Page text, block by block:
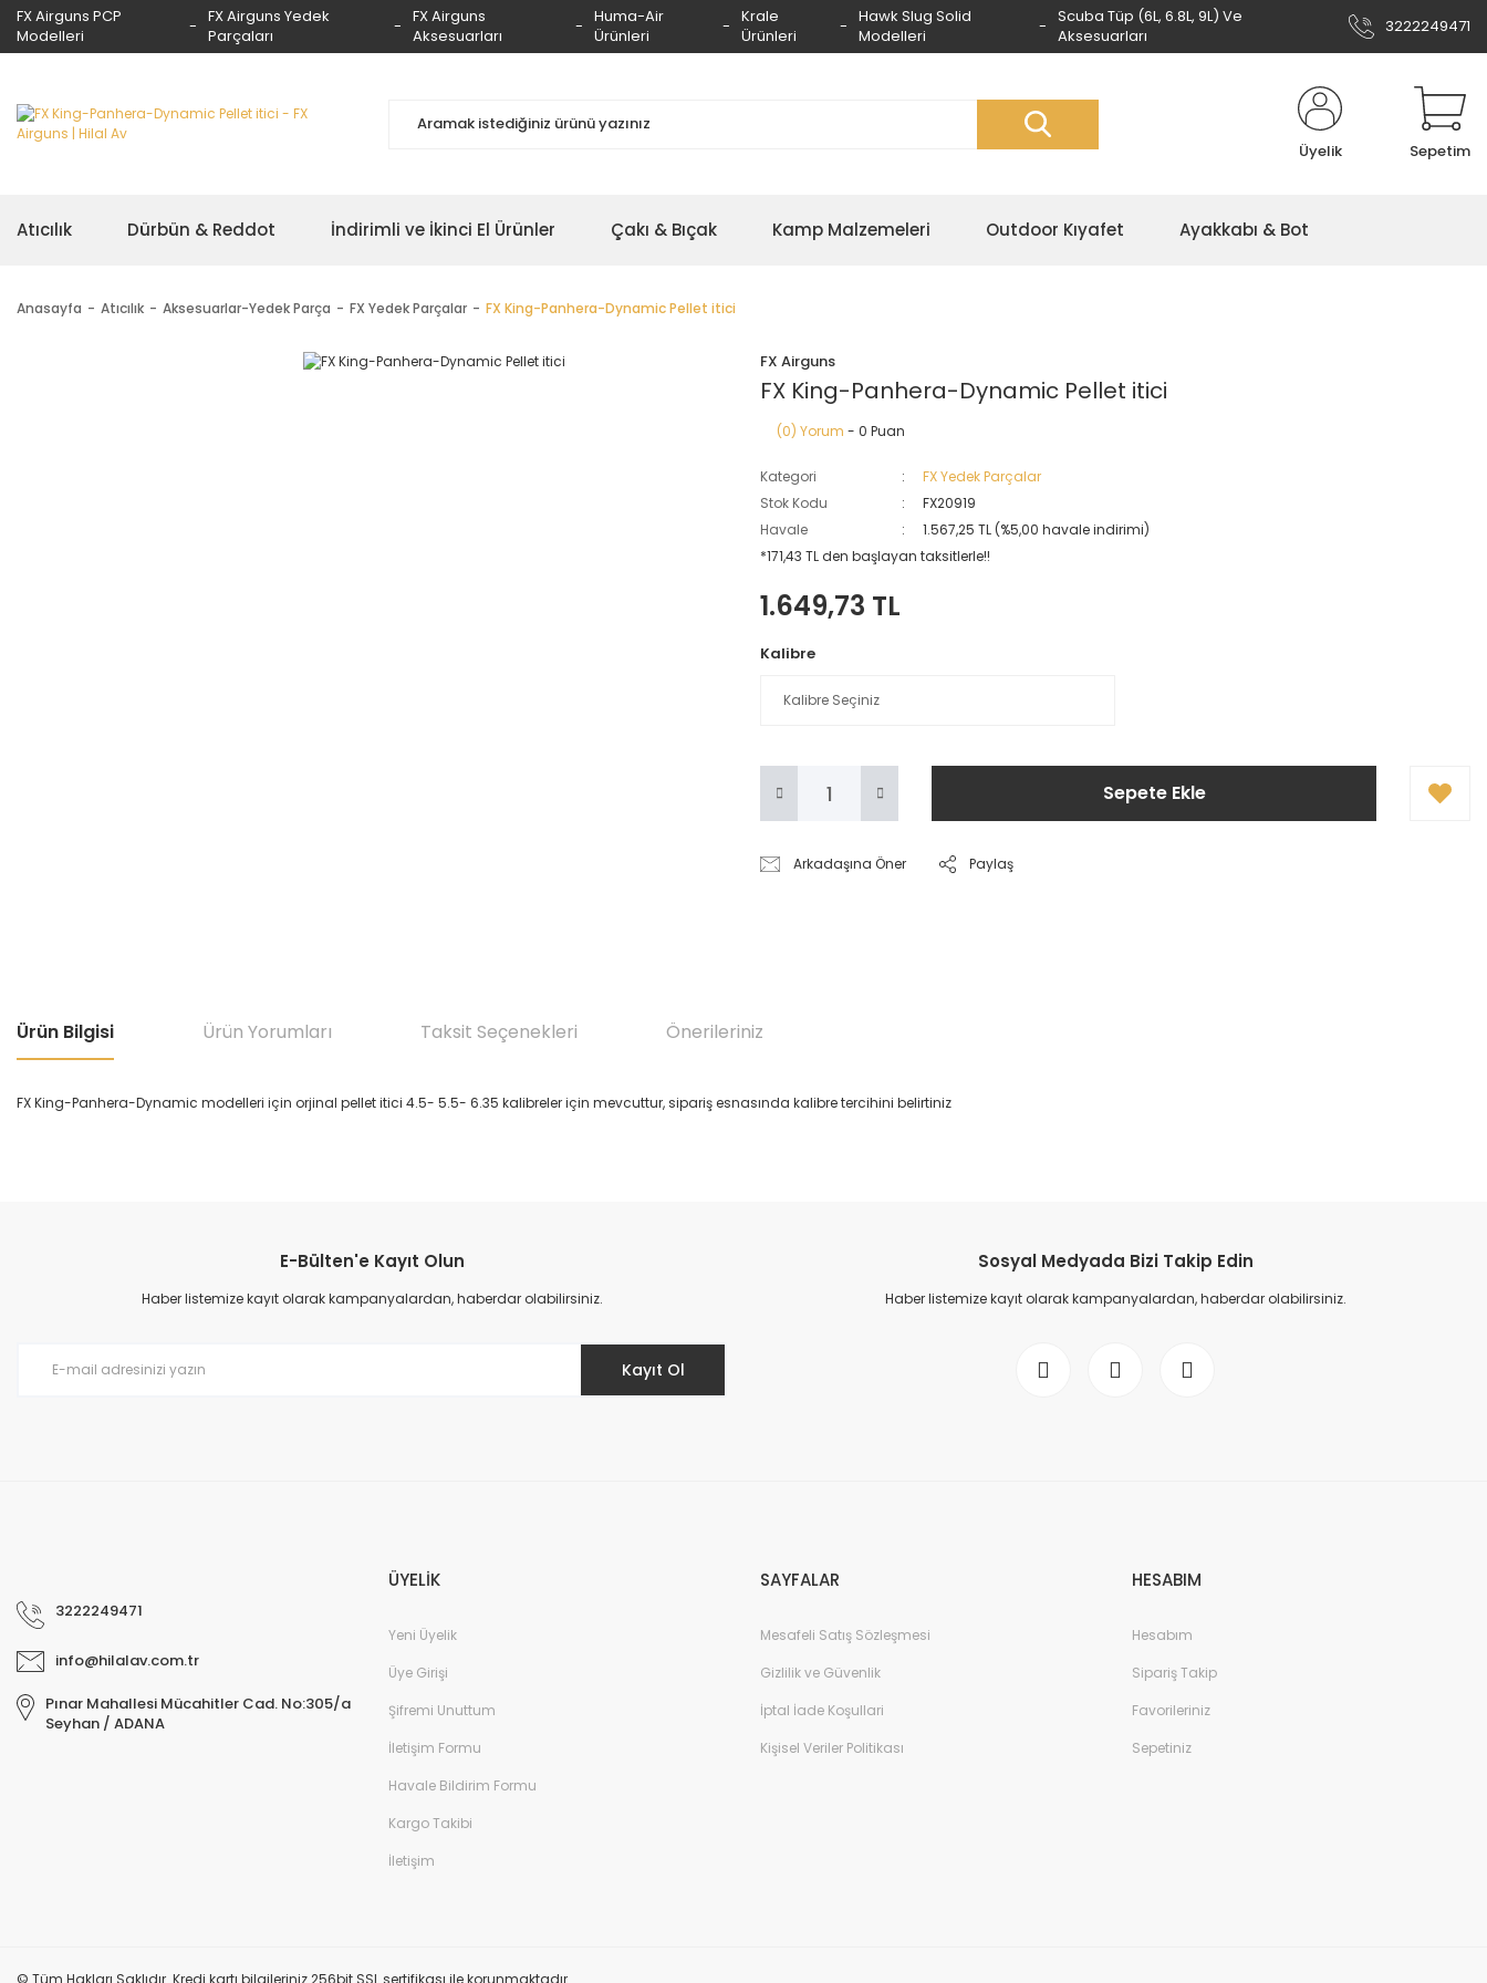
FX Airguns PCP
Modelleri
FX Airguns Yedek
Parçaları
FX Airguns
Aksesuarları
Huma-Air
Ürünleri
Krale
Ürünleri
Hawk Slug Solid
Modelleri
Scuba Tüp (6L, 6.8L, 9L) Ve
Aksesuarları
3222249471
Üyelik Sepetim
Atıcılık Dürbün & Reddot İndirimli ve İkinci El Ürünler Çakı & Bıçak Kamp Malzemeleri Outdoor Kıyafet Ayakkabı & Bot
Anasayfa Atıcılık Aksesuarlar-Yedek Parça FX Yedek Parçalar FX King-Panhera-Dynamic Pellet itici
FX Airguns
FX King-Panhera-Dynamic Pellet itici
(0) Yorum - 0 Puan
Kategori
FX Yedek Parçalar
Stok Kodu
FX20919
Havale
1.567,25 TL (%5,00 havale indirimi)
*171,43 TL den başlayan taksitlerle!!
1.649,73 TL
Kalibre
Sepete Ekle
Arkadaşına Öner Paylaş
Ürün Bilgisi Ürün Yorumları Taksit Seçenekleri Önerileriniz
FX King-Panhera-Dynamic modelleri için orjinal pellet itici 4.5- 5.5- 6.35 kalibreler için mevcuttur, sipariş esnasında kalibre tercihini belirtiniz
Ürün resmi kalitesiz, bozuk veya görüntülenemiyor.
Ürün açıklamasında eksik bilgiler bulunuyor.
E-Bülten'e Kayıt Olun
Haber listemize kayıt olarak kampanyalardan, haberdar olabilirsiniz.
Kayıt Ol
Sosyal Medyada Bizi Takip Edin
Haber listemize kayıt olarak kampanyalardan, haberdar olabilirsiniz.
3222249471
info@hilalav.com.tr
Pınar Mahallesi Mücahitler Cad. No:305/a
Seyhan / ADANA
ÜYELİK
Yeni Üyelik
Üye Girişi
Şifremi Unuttum
İletişim Formu
Havale Bildirim Formu
Kargo Takibi
İletişim
SAYFALAR
Mesafeli Satış Sözleşmesi
Gizlilik ve Güvenlik
İptal İade Koşullari
Kişisel Veriler Politikası
HESABIM
Hesabım
Sipariş Takip
Favorileriniz
Sepetiniz
© Tüm Hakları Saklıdır. Kredi kartı bilgileriniz 256bit SSL sertifikası ile korunmaktadır.